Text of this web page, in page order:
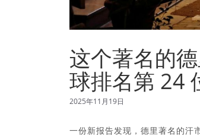
这个著名的
球排名第 24
2025年11月19日
一份新报告发现，德里著名的汗